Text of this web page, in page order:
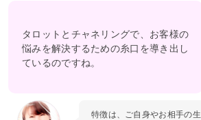
タロットとチャネリングで、お客様の
悩みを解決するための糸口を導き出し
ているのですね。
特徴は、ご自身やお相手の